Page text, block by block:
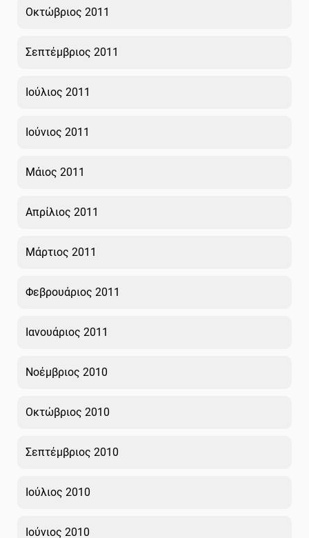
Οκτώβριος 2011
Σεπτέμβριος 2011
Ιούλιος 2011
Ιούνιος 2011
Μάιος 2011
Απρίλιος 2011
Μάρτιος 2011
Φεβρουάριος 2011
Ιανουάριος 2011
Νοέμβριος 2010
Οκτώβριος 2010
Σεπτέμβριος 2010
Ιούλιος 2010
Ιούνιος 2010